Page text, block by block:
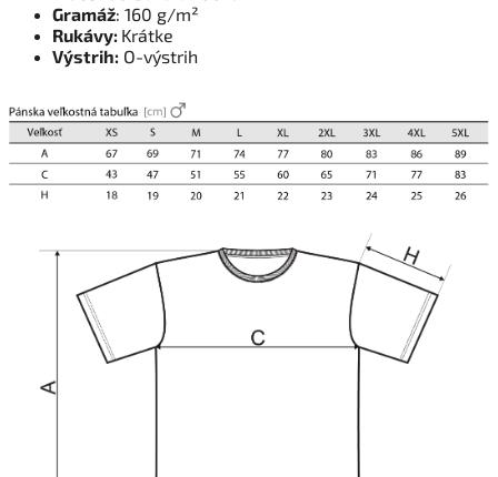
Gramáž: 160 g/m²
Rukávy: Krátke
Výstrih: O-výstrih